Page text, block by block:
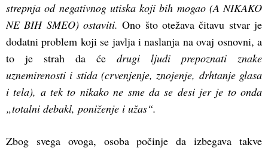
strepnja od negativnog utiska koji bih mogao (A NIKAKO
NE BIH SMEO) ostaviti. Ono što otežava čitavu stvar je
dodatni problem koji se javlja i naslanja na ovaj osnovni, a
to je strah da će drugi ljudi prepoznati znake
uznemirenosti i stida (crvenjenje, znojenje, drhtanje glasa
i tela), a tek to nikako ne sme da se desi jer je to onda
„totalni debakl, poniženje i užas“.
Zbog svega ovoga, osoba počinje da izbegava takve